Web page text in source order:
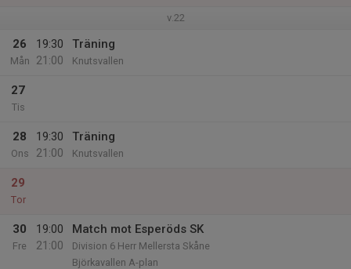
v.22
26
Mån
19:30
21:00
Träning
Knutsvallen
27
Tis
28
Ons
19:30
21:00
Träning
Knutsvallen
29
Tor
30
Fre
19:00
21:00
Match mot Esperöds SK
Division 6 Herr Mellersta Skåne
Björkavallen A-plan